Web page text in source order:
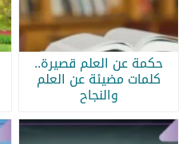
حكمة عن العلم قصيرة..
كلمات مضيئة عن العلم
والنجاح